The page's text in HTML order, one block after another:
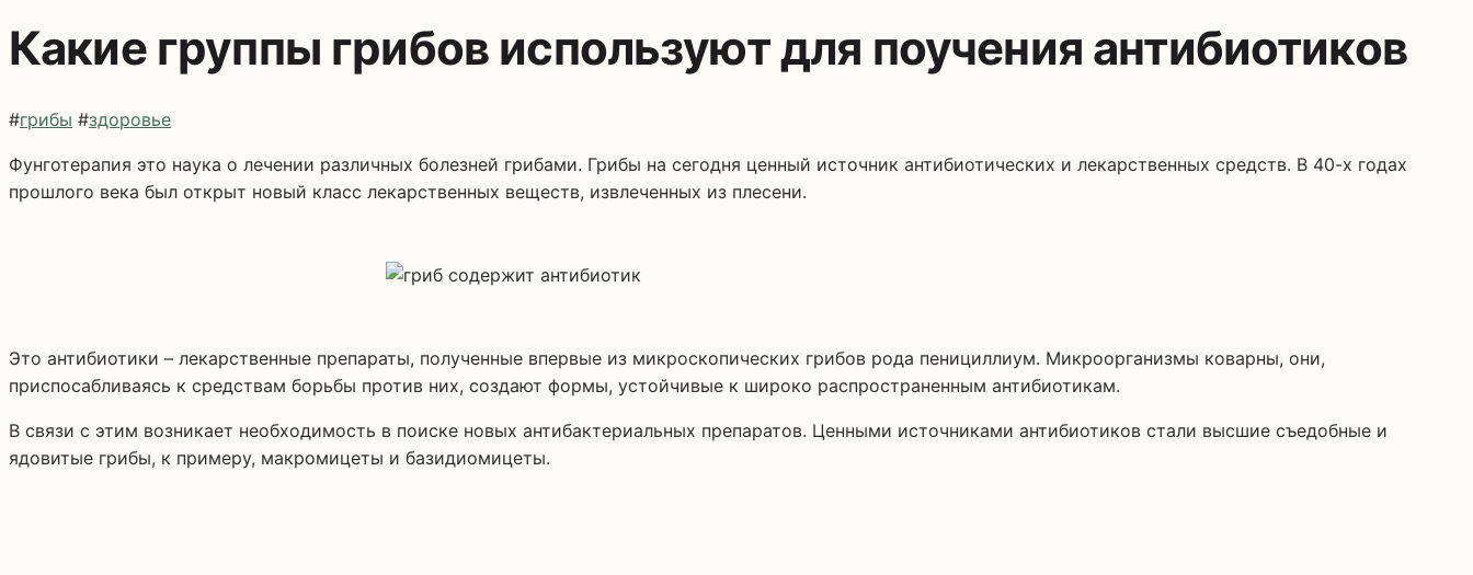
Какие группы грибов используют для поучения антибиотиков
#грибы #здоровье
Фунготерапия это наука о лечении различных болезней грибами. Грибы на сегодня ценный источник антибиотических и лекарственных средств. В 40-х годах
прошлого века был открыт новый класс лекарственных веществ, извлеченных из плесени.
Это антибиотики – лекарственные препараты, полученные впервые из микроскопических грибов рода пенициллиум. Микроорганизмы коварны, они,
приспосабливаясь к средствам борьбы против них, создают формы, устойчивые к широко распространенным антибиотикам.
В связи с этим возникает необходимость в поиске новых антибактериальных препаратов. Ценными источниками антибиотиков стали высшие съедобные и
ядовитые грибы, к примеру, макромицеты и базидиомицеты.